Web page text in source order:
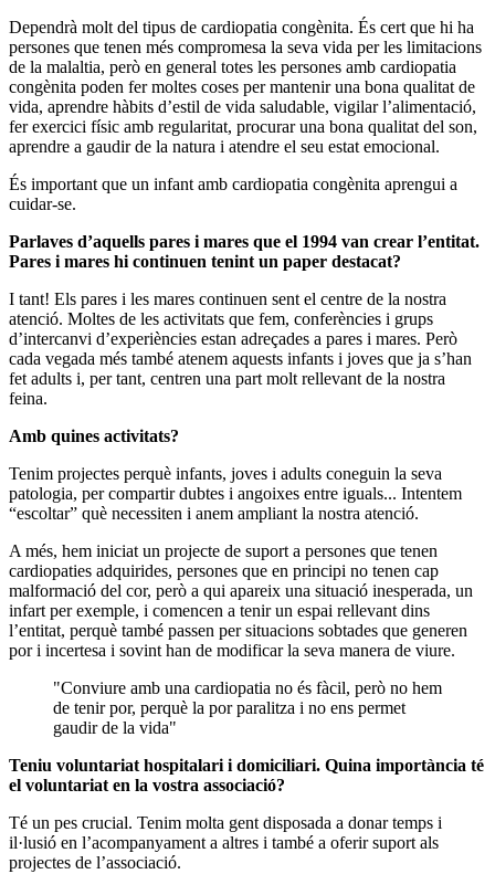
Dependrà molt del tipus de cardiopatia congènita. És cert que hi ha
persones que tenen més compromesa la seva vida per les limitacions
de la malaltia, però en general totes les persones amb cardiopatia
congènita poden fer moltes coses per mantenir una bona qualitat de
vida, aprendre hàbits d’estil de vida saludable, vigilar l’alimentació,
fer exercici físic amb regularitat, procurar una bona qualitat del son,
aprendre a gaudir de la natura i atendre el seu estat emocional.
És important que un infant amb cardiopatia congènita aprengui a
cuidar-se.
Parlaves d’aquells pares i mares que el 1994 van crear l’entitat.
Pares i mares hi continuen tenint un paper destacat?
I tant! Els pares i les mares continuen sent el centre de la nostra
atenció. Moltes de les activitats que fem, conferències i grups
d’intercanvi d’experiències estan adreçades a pares i mares. Però
cada vegada més també atenem aquests infants i joves que ja s’han
fet adults i, per tant, centren una part molt rellevant de la nostra
feina.
Amb quines activitats?
Tenim projectes perquè infants, joves i adults coneguin la seva
patologia, per compartir dubtes i angoixes entre iguals... Intentem
“escoltar” què necessiten i anem ampliant la nostra atenció.
A més, hem iniciat un projecte de suport a persones que tenen
cardiopaties adquirides, persones que en principi no tenen cap
malformació del cor, però a qui apareix una situació inesperada, un
infart per exemple, i comencen a tenir un espai rellevant dins
l’entitat, perquè també passen per situacions sobtades que generen
por i incertesa i sovint han de modificar la seva manera de viure.
"Conviure amb una cardiopatia no és fàcil, però no hem
de tenir por, perquè la por paralitza i no ens permet
gaudir de la vida"
Teniu voluntariat hospitalari i domiciliari. Quina importància té
el voluntariat en la vostra associació?
Té un pes crucial. Tenim molta gent disposada a donar temps i
il·lusió en l’acompanyament a altres i també a oferir suport als
projectes de l’associació.